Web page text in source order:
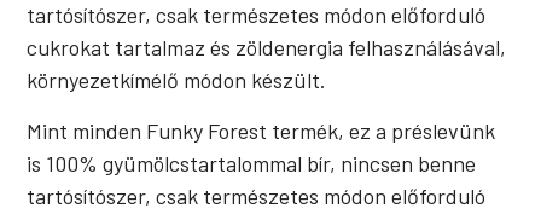
tartósítószer, csak természetes módon előforduló
cukrokat tartalmaz és zöldenergia felhasználásával,
környezetkímélő módon készült.
Mint minden Funky Forest termék, ez a préslevünk
is 100% gyümölcstartalommal bír, nincsen benne
tartósítószer, csak természetes módon előforduló